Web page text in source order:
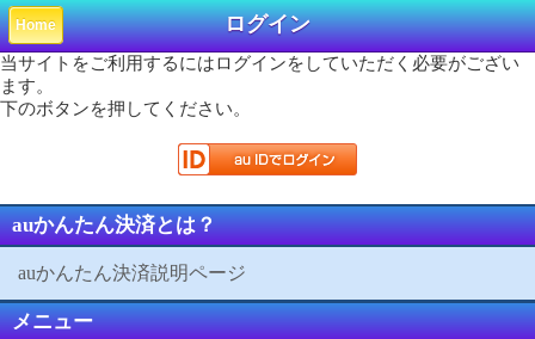
Home ログイン
当サイトをご利用するにはログインをしていただく必要がござい
ます。
下のボタンを押してください。
auかんたん決済とは？
auかんたん決済説明ページ
メニュー